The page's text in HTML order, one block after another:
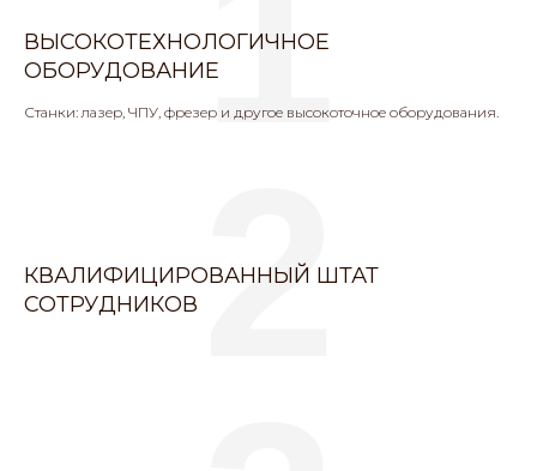
ВЫСОКОТЕХНОЛОГИЧНОЕ
ОБОРУДОВАНИЕ
Станки: лазер, ЧПУ, фрезер и другое высокоточное оборудования.
КВАЛИФИЦИРОВАННЫЙ ШТАТ
СОТРУДНИКОВ 2